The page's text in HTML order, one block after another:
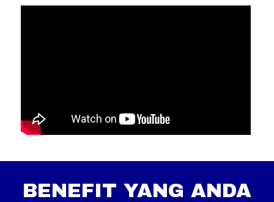
BENEFIT YANG ANDA